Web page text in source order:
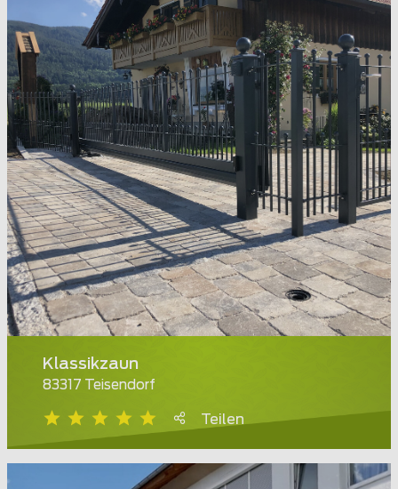
Klassikzaun
83317 Teisendorf
Teilen